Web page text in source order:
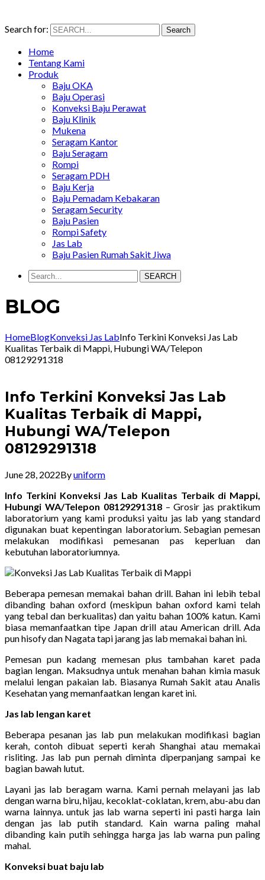
Search for: Search
Home
Tentang Kami
Produk
Baju OKA
Baju Operasi
Konveksi Baju Perawat
Baju Klinik
Mukena
Seragam Kantor
Baju Seragam
Rompi
Seragam PDH
Baju Kerja
Baju Pemadam Kebakaran
Seragam Security
Baju Pasien
Rompi Safety
Jas Lab
Baju Pasien Rumah Sakit Jiwa
SEARCH
BLOG
HomeBlogKonveksi Jas LabInfo Terkini Konveksi Jas Lab
Kualitas Terbaik di Mappi, Hubungi WA/Telepon
08129291318
Info Terkini Konveksi Jas Lab
Kualitas Terbaik di Mappi,
Hubungi WA/Telepon
08129291318
June 28, 2022Byuniform
Info Terkini Konveksi Jas Lab Kualitas Terbaik di Mappi,
Hubungi WA/Telepon 08129291318– Grosir jas praktikum
laboratorium yang kami produksi yaitu jas lab yang standard
digunakan buat kepentingan laboratorium. Sebagian pemesan
melakukan modifikasi pemesanan pas keperluan dan
kebutuhan laboratoriumnya.
Beberapa pemesan memakai bahan drill. Bahan ini lebih tebal
dibanding bahan oxford (meskipun bahan oxford kami telah
yang tebal dan berkualitas) dan yaitu bahan 100% katun. Kami
biasa memanfaatkan tipe Japan drill atau American drill. Ada
pun hisofy dan Nagata tapi jarang jas lab memakai bahan ini.
Pemesan pun kadang memesan plus tambahan karet pada
bagian lengan. Maksudnya untuk menahan bahan kimia masuk
melalui lengan pakaian lab. Biasanya Rumah Sakit atau Analis
Kesehatan yang memanfaatkan lengan karet ini.
Jas lab lengan karet
Beberapa pesanan jas lab pun melakukan modifikasi bagian
kerah, contoh dibuat seperti kerah Shanghai atau memakai
risliting. Jas lab pun pernah diminta diperpanjang sampai ke
bagian bawah lutut.
Layani jas lab beragam warna. Kami pernah melayani jas lab
dengan warna biru, hijau, kecoklat-coklatan, krem, abu-abu dan
warna lainnya. untuk jas lab warna seperti ini pasti harga lain
dengan jas lab putih standard. Kain warna paling mahal
dibanding kain putih sehingga harga jas lab warna pun paling
mahal.
Konveksi buat baju lab